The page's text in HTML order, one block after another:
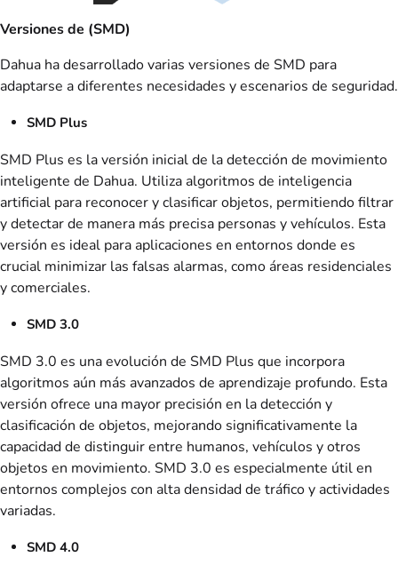
Versiones de (SMD)
Dahua ha desarrollado varias versiones de SMD para
adaptarse a diferentes necesidades y escenarios de seguridad.
SMD Plus
SMD Plus es la versión inicial de la detección de movimiento
inteligente de Dahua. Utiliza algoritmos de inteligencia
artificial para reconocer y clasificar objetos, permitiendo filtrar
y detectar de manera más precisa personas y vehículos. Esta
versión es ideal para aplicaciones en entornos donde es
crucial minimizar las falsas alarmas, como áreas residenciales
y comerciales.
SMD 3.0
SMD 3.0 es una evolución de SMD Plus que incorpora
algoritmos aún más avanzados de aprendizaje profundo. Esta
versión ofrece una mayor precisión en la detección y
clasificación de objetos, mejorando significativamente la
capacidad de distinguir entre humanos, vehículos y otros
objetos en movimiento. SMD 3.0 es especialmente útil en
entornos complejos con alta densidad de tráfico y actividades
variadas.
SMD 4.0